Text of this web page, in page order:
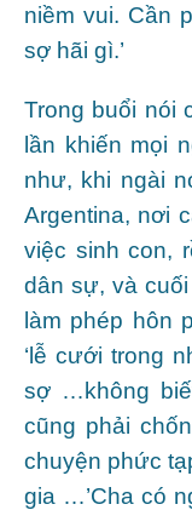
niềm vui. Cần
sợ hãi gì.’
Trong buổi nói
lần khiến mọi
như, khi ngài
Argentina, nơi
việc sinh con,
dân sự, và
làm phép hôn
‘lễ cưới trong
sợ …không
cũng phải
chuyện phức
gia …’Cha có